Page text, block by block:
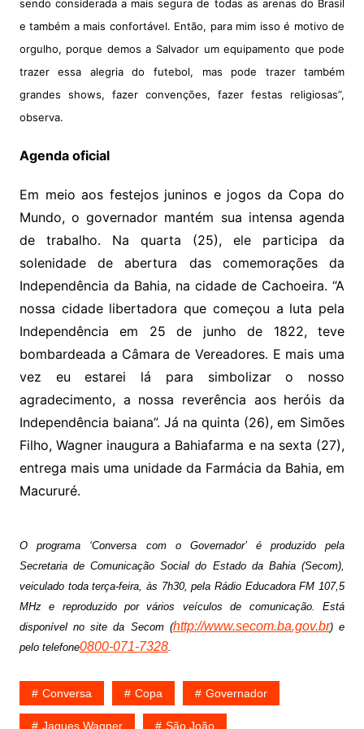
sendo considerada a mais segura de todas as arenas do Brasil
e também a mais confortável. Então, para mim isso é motivo de
orgulho, porque demos a Salvador um equipamento que pode
trazer essa alegria do futebol, mas pode trazer também
grandes shows, fazer convenções, fazer festas religiosas”,
observa.
Agenda oficial
Em meio aos festejos juninos e jogos da Copa do
Mundo, o governador mantém sua intensa agenda
de trabalho. Na quarta (25), ele participa da
solenidade de abertura das comemorações da
Independência da Bahia, na cidade de Cachoeira. “A
nossa cidade libertadora que começou a luta pela
Independência em 25 de junho de 1822, teve
bombardeada a Câmara de Vereadores. E mais uma
vez eu estarei lá para simbolizar o nosso
agradecimento, a nossa reverência aos heróis da
Independência baiana”. Já na quinta (26), em Simões
Filho, Wagner inaugura a Bahiafarma e na sexta (27),
entrega mais uma unidade da Farmácia da Bahia, em
Macururé.
O programa ‘Conversa com o Governador’ é produzido pela
Secretaria de Comunicação Social do Estado da Bahia (Secom),
veiculado toda terça-feira, às 7h30, pela Rádio Educadora FM 107,5
MHz e reproduzido por vários veículos de comunicação. Está
disponível no site da Secom (http://www.secom.ba.gov.br) e
pelo telefone0800-071-7328.
Conversa Copa Governador
Jaques Wagner São João